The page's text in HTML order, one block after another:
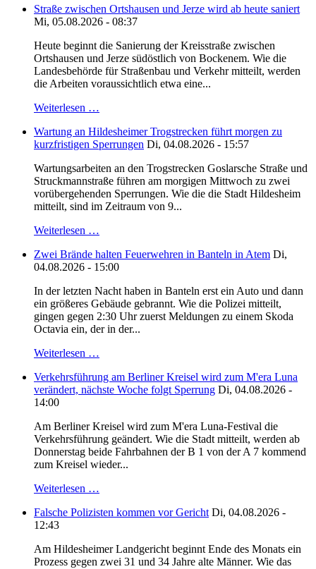
Straße zwischen Ortshausen und Jerze wird ab heute saniert
Mi, 05.08.2026 - 08:37
Heute beginnt die Sanierung der Kreisstraße zwischen
Ortshausen und Jerze südöstlich von Bockenem. Wie die
Landesbehörde für Straßenbau und Verkehr mitteilt, werden
die Arbeiten voraussichtlich etwa eine...
Weiterlesen …
Wartung an Hildesheimer Trogstrecken führt morgen zu
kurzfristigen Sperrungen Di, 04.08.2026 - 15:57
Wartungsarbeiten an den Trogstrecken Goslarsche Straße und
Struckmannstraße führen am morgigen Mittwoch zu zwei
vorübergehenden Sperrungen. Wie die die Stadt Hildesheim
mitteilt, sind im Zeitraum von 9...
Weiterlesen …
Zwei Brände halten Feuerwehren in Banteln in Atem Di,
04.08.2026 - 15:00
In der letzten Nacht haben in Banteln erst ein Auto und dann
ein größeres Gebäude gebrannt. Wie die Polizei mitteilt,
gingen gegen 2:30 Uhr zuerst Meldungen zu einem Skoda
Octavia ein, der in der...
Weiterlesen …
Verkehrsführung am Berliner Kreisel wird zum M'era Luna
verändert, nächste Woche folgt Sperrung Di, 04.08.2026 -
14:00
Am Berliner Kreisel wird zum M'era Luna-Festival die
Verkehrsführung geändert. Wie die Stadt mitteilt, werden ab
Donnerstag beide Fahrbahnen der B 1 von der A 7 kommend
zum Kreisel wieder...
Weiterlesen …
Falsche Polizisten kommen vor Gericht Di, 04.08.2026 -
12:43
Am Hildesheimer Landgericht beginnt Ende des Monats ein
Prozess gegen zwei 31 und 34 Jahre alte Männer. Wie das